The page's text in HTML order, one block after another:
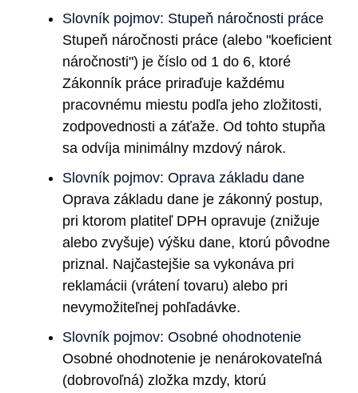
Slovník pojmov: Stupeň náročnosti práce
Stupeň náročnosti práce (alebo "koeficient
náročnosti") je číslo od 1 do 6, ktoré
Zákonník práce priraďuje každému
pracovnému miestu podľa jeho zložitosti,
zodpovednosti a záťaže. Od tohto stupňa
sa odvíja minimálny mzdový nárok.
Slovník pojmov: Oprava základu dane
Oprava základu dane je zákonný postup,
pri ktorom platiteľ DPH opravuje (znižuje
alebo zvyšuje) výšku dane, ktorú pôvodne
priznal. Najčastejšie sa vykonáva pri
reklamácii (vrátení tovaru) alebo pri
nevymožiteľnej pohľadávke.
Slovník pojmov: Osobné ohodnotenie
Osobné ohodnotenie je nenárokovateľná
(dobrovoľná) zložka mzdy, ktorú